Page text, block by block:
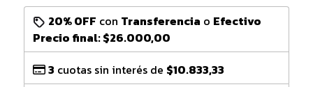
20% OFF con Transferencia o Efectivo
Precio final:$26.000,00
3 cuotas sin interés de $10.833,33